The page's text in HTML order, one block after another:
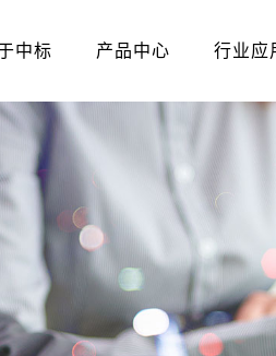
中标 产品中心 行业应